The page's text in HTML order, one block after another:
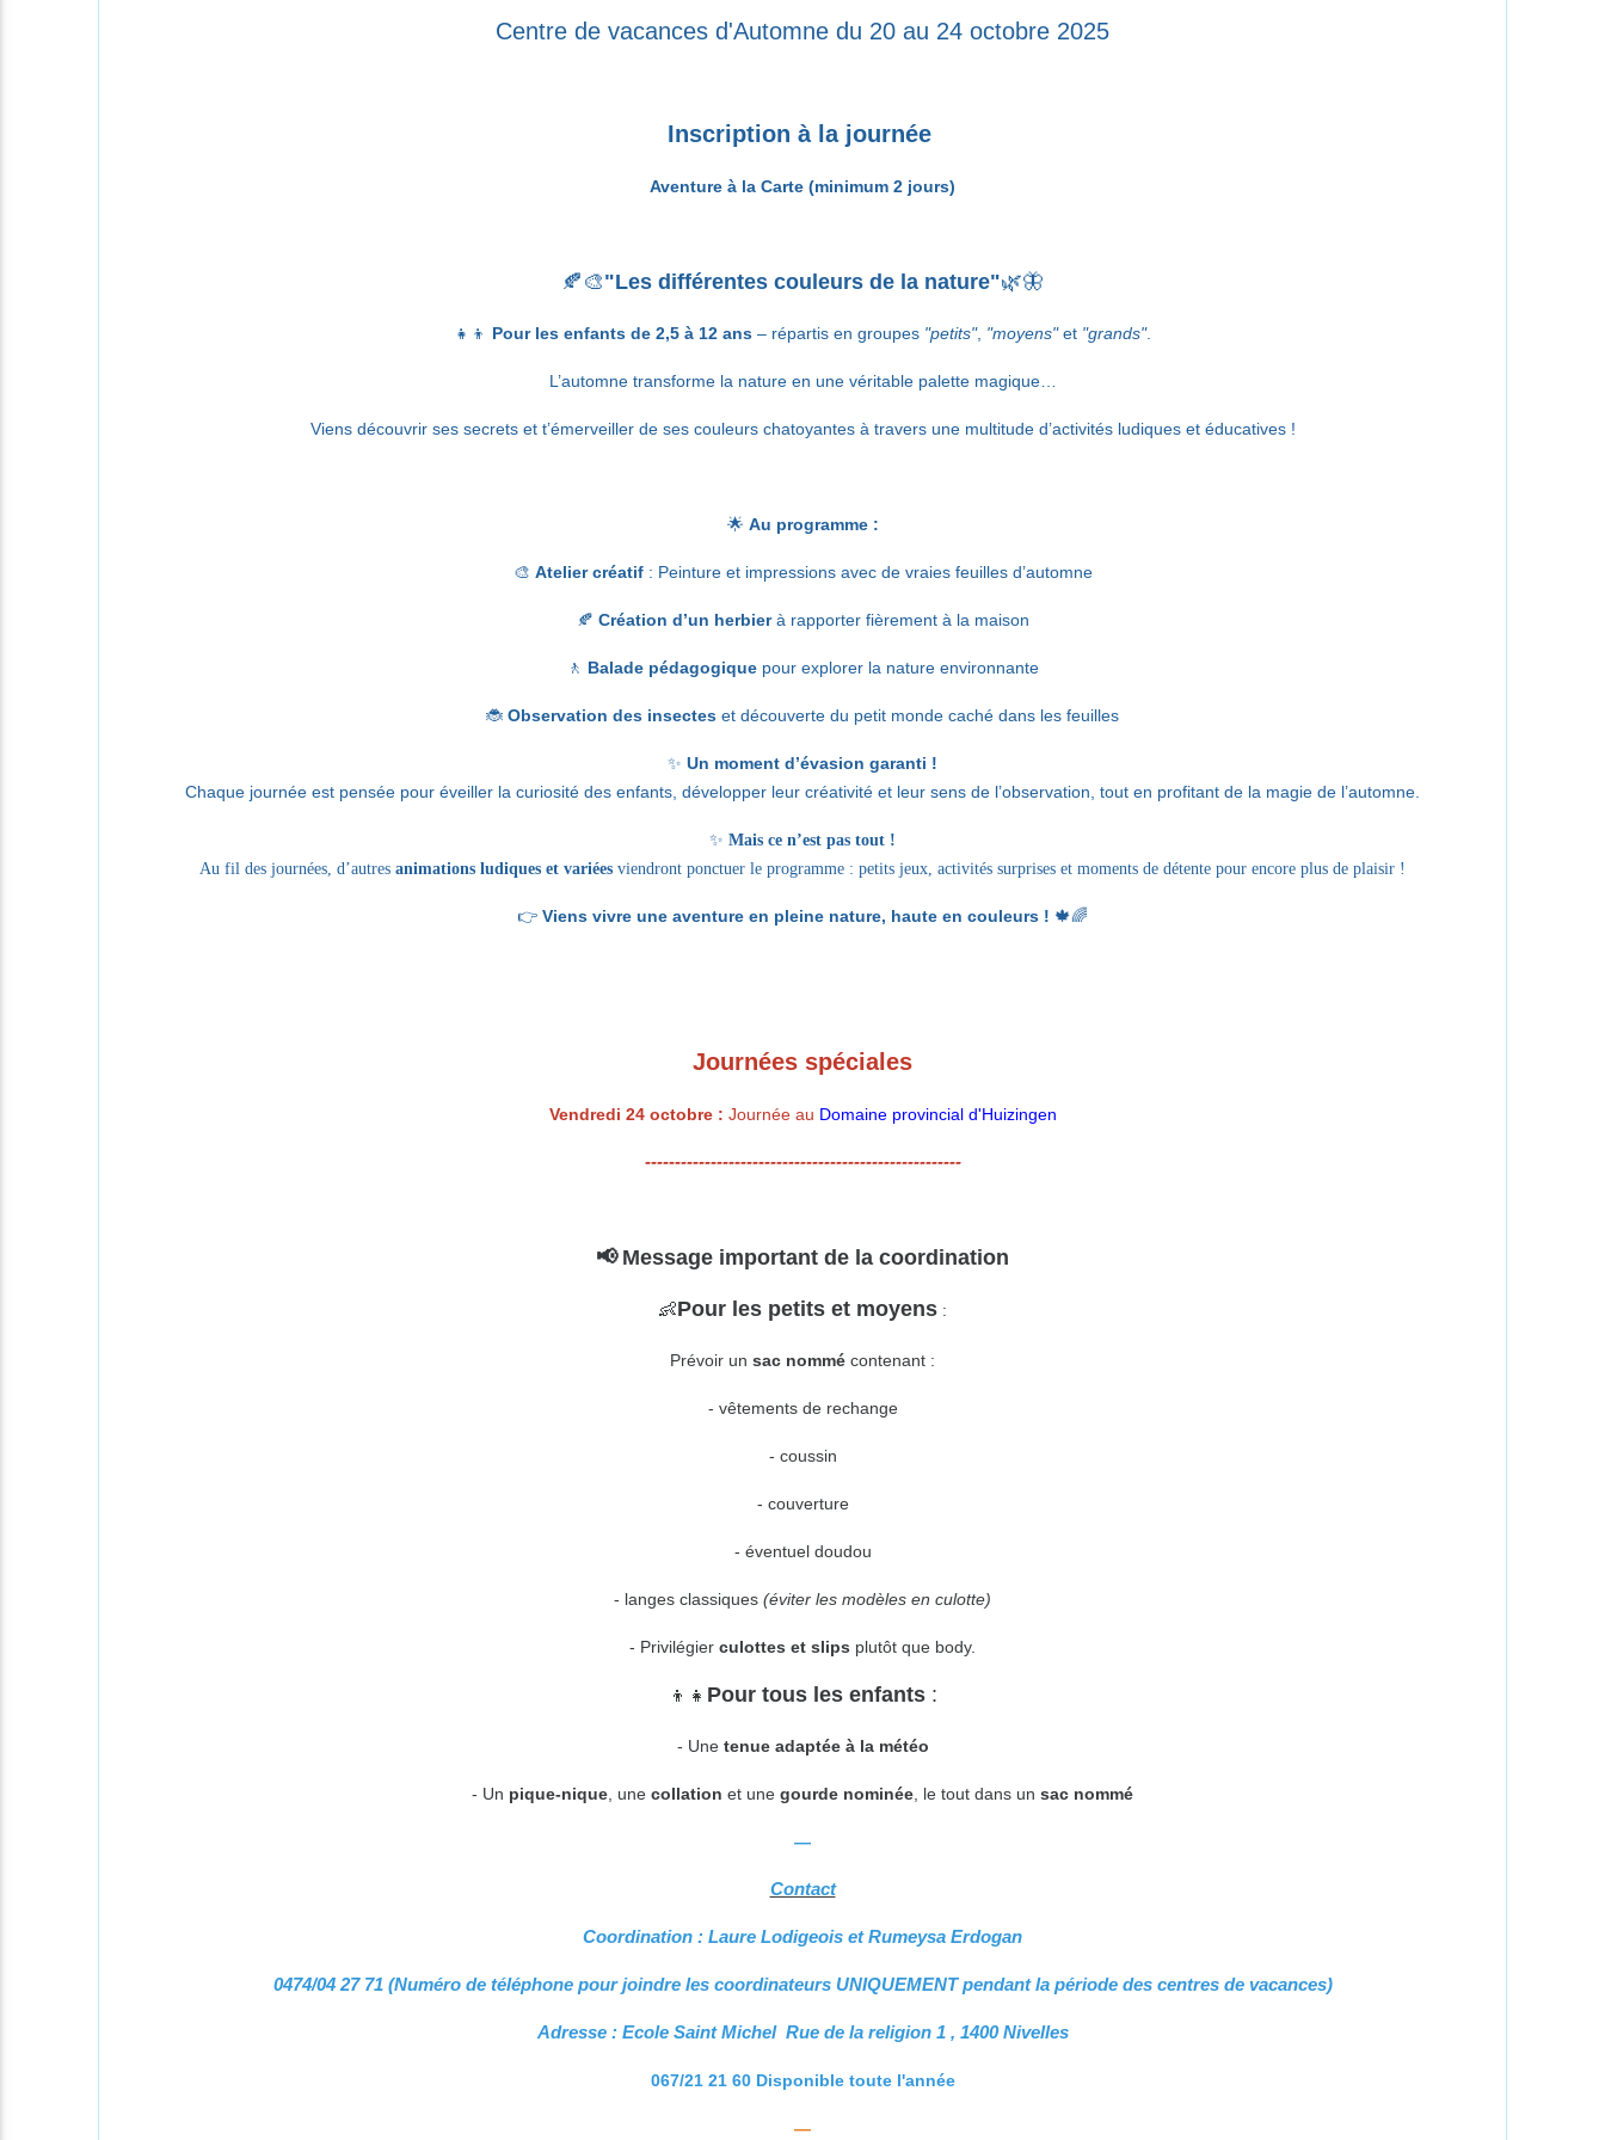
Centre de vacances d'Automne du 20 au 24 octobre 2025
Inscription à la journée
Aventure à la Carte (minimum 2 jours)
🍂🎨"Les différentes couleurs de la nature"🌿🦋
👧👦 Pour les enfants de 2,5 à 12 ans – répartis en groupes "petits", "moyens"et "grands".
L’automne transforme la nature en une véritable palette magique…
Viens découvrir ses secrets et t’émerveiller de ses couleurs chatoyantes à travers une multitude d’activités ludiques et éducatives !
🌟 Au programme :
🎨 Atelier créatif: Peinture et impressions avec de vraies feuilles d’automne
🍂 Création d’un herbierà rapporter fièrement à la maison
🚶 Balade pédagogique pour explorer la nature environnante
🐞 Observation des insectes et découverte du petit monde caché dans les feuilles
✨ Un moment d’évasion garanti !
Chaque journée est pensée pour éveiller la curiosité des enfants, développer leur créativité et leur sens de l’observation, tout en profitant de la magie de l’automne.
✨ Mais ce n’est pas tout !
Au fil des journées, d’autres animations ludiques et variées viendront ponctuer le programme : petits jeux, activités surprises et moments de détente pour encore plus de plaisir !
👉 Viens vivre une aventure en pleine nature, haute en couleurs ! 🍁🌈
Journées spéciales
Vendredi 24 octobre : Journée au Domaine provincial d'Huizingen
-----------------------------------------------------
📢 Message important de la coordination
👶Pour les petits et moyens :
Prévoir un sac nommé contenant :
- vêtements de rechange
- coussin
- couverture
- éventuel doudou
- langes classiques (éviter les modèles en culotte)
- Privilégier culottes et slips plutôt que body.
👦👧 Pour tous les enfants:
- Une tenue adaptée à la météo
- Un pique-nique , une collation et une gourde nominée , le tout dans un sac nommé
—
Contact
Coordination : Laure Lodigeois et Rumeysa Erdogan
0474/04 27 71 (Numéro de téléphone pour joindre les coordinateurs UNIQUEMENT pendant la période des centres de vacances)
Adresse : Ecole Saint Michel Rue de la religion 1 , 1400 Nivelles
067/21 21 60 Disponible toute l'année
—